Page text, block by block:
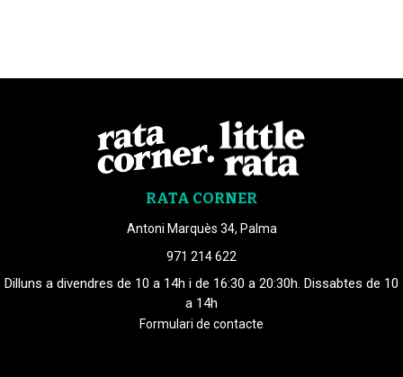
RATA CORNER
Antoni Marquès 34, Palma
971 214 622
Dilluns a divendres de 10 a 14h i de 16:30 a 20:30h. Dissabtes de 10
a 14h
Formulari de contacte